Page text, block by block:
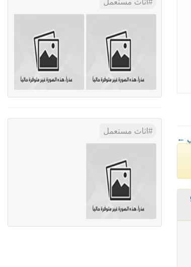
اثاث مستعمل
اثاث مستعمل